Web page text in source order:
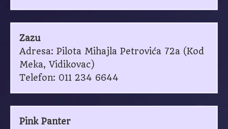
Zazu
Adresa: Pilota Mihajla Petrovića 72a (Kod
Meka, Vidikovac)
Telefon: 011 234 6644
Pink Panter